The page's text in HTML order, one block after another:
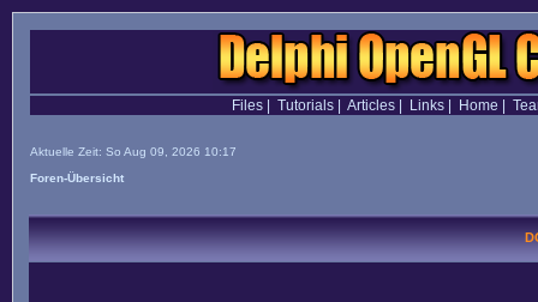
Files| Tutorials| Articles| Links| Home
Aktuelle Zeit: So Aug 09, 2026 10:17
Foren-Übersicht